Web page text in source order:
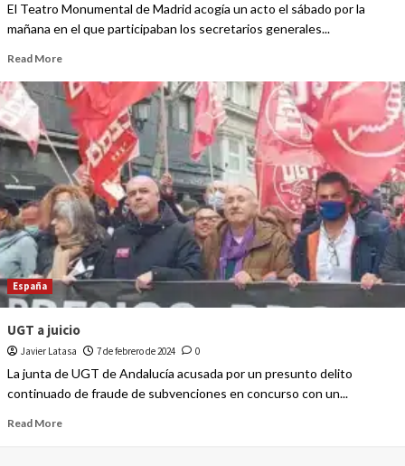
El Teatro Monumental de Madrid acogía un acto el sábado por la
mañana en el que participaban los secretarios generales...
Read More
España
UGT a juicio
Javier Latasa 7 de febrero de 2024 0
La junta de UGT de Andalucía acusada por un presunto delito
continuado de fraude de subvenciones en concurso con un...
Read More